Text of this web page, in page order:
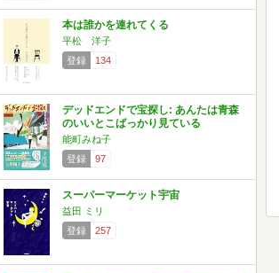
本は誰かを連れてくる
平松 洋子
登録
134
デッドエンドで宝探し: あんたは青森
のいいとこばっかり見ている
能町みね子
登録
97
スーパーマーケット宇宙
益田 ミリ
登録
257